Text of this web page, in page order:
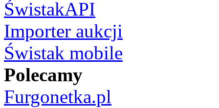
ŚwistakAPI
Importer aukcji
Świstak mobile
Polecamy
Furgonetka.pl